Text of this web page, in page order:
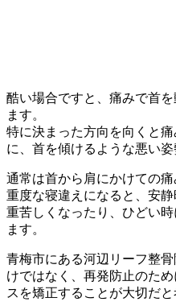
酷い場合ですと、痛みで首
ます。
特に決まった方向を向くと
に、首を傾けるような悪い姿
通常は首から肩にかけての
重度な寝違えになると、安
重苦しくなったり、ひどい
ます。
青梅市にある河辺リーフ整
けではなく、再発防止のた
スを矯正することが大切だと